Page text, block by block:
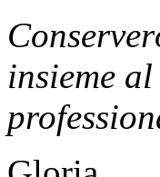
insieme